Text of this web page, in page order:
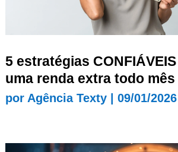
5 estratégias
uma renda extra todo mês
por Agência Texty| 09/01/